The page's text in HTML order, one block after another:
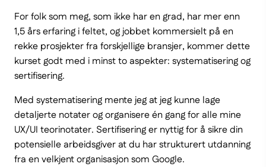
For folk som meg, som ikke har en grad, har mer enn
1,5 års erfaring i feltet, og jobbet kommersielt på en
rekke prosjekter fra forskjellige bransjer, kommer dette
kurset godt med i minst to aspekter: systematisering og
sertifisering.
Med systematisering mente jeg at jeg kunne lage
detaljerte notater og organisere én gang for alle mine
UX/UI teorinotater. Sertifisering er nyttig for å sikre din
potensielle arbeidsgiver at du har strukturert utdanning
fra en velkjent organisasjon som Google.